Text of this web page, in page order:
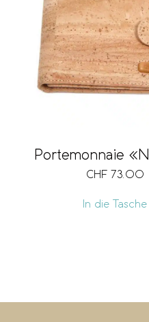
Portemonnaie
CHF 73.00
In die Tasche